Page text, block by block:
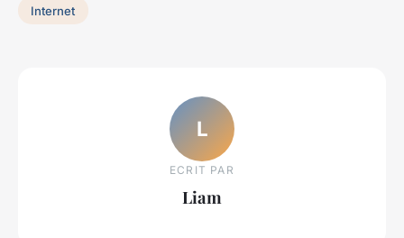
Internet
L
ECRIT PAR
Liam